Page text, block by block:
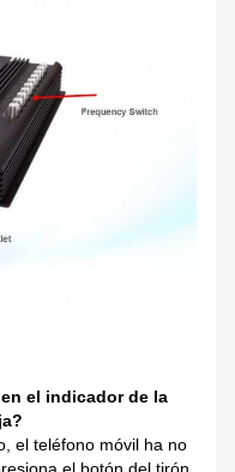
el indicador de la
el teléfono móvil ha no